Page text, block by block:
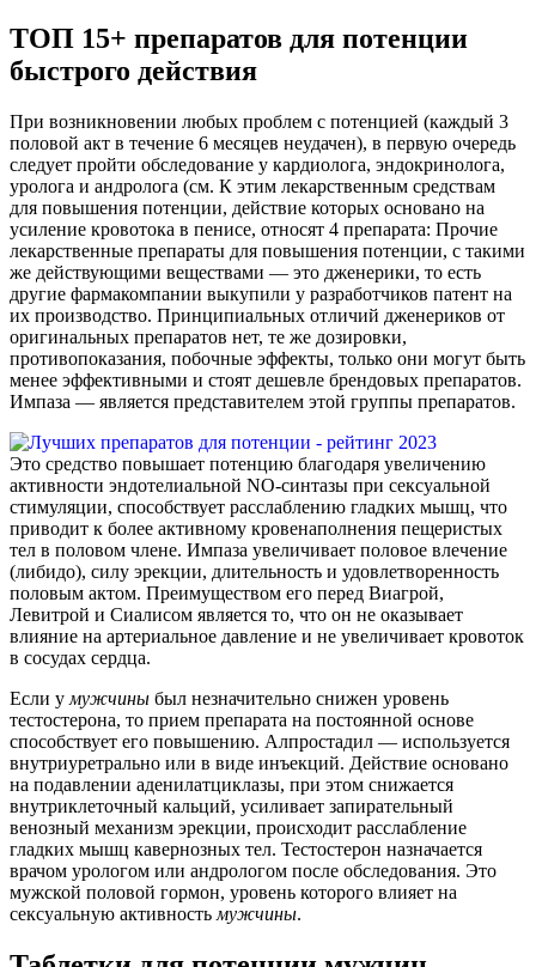
ТОП 15+ препаратов для потенции
быстрого действия
При возникновении любых проблем с потенцией (каждый 3
половой акт в течение 6 месяцев неудачен), в первую очередь
следует пройти обследование у кардиолога, эндокринолога,
уролога и андролога (см. К этим лекарственным средствам
для повышения потенции, действие которых основано на
усиление кровотока в пенисе, относят 4 препарата: Прочие
лекарственные препараты для повышения потенции, с такими
же действующими веществами — это дженерики, то есть
другие фармакомпании выкупили у разработчиков патент на
их производство. Принципиальных отличий дженериков от
оригинальных препаратов нет, те же дозировки,
противопоказания, побочные эффекты, только они могут быть
менее эффективными и стоят дешевле брендовых препаратов.
Импаза — является представителем этой группы препаратов.
Это средство повышает потенцию благодаря увеличению
активности эндотелиальной NO-синтазы при сексуальной
стимуляции, способствует расслаблению гладких мышц, что
приводит к более активному кровенаполнения пещеристых
тел в половом члене. Импаза увеличивает половое влечение
(либидо), силу эрекции, длительность и удовлетворенность
половым актом. Преимуществом его перед Виагрой,
Левитрой и Сиалисом является то, что он не оказывает
влияние на артериальное давление и не увеличивает кровоток
в сосудах сердца.
Если у мужчины был незначительно снижен уровень
тестостерона, то прием препарата на постоянной основе
способствует его повышению. Алпростадил — используется
внутриуретрально или в виде инъекций. Действие основано
на подавлении аденилатциклазы, при этом снижается
внутриклеточный кальций, усиливает запирательный
венозный механизм эрекции, происходит расслабление
гладких мышц кавернозных тел. Тестостерон назначается
врачом урологом или андрологом после обследования. Это
мужской половой гормон, уровень которого влияет на
сексуальную активность мужчины.